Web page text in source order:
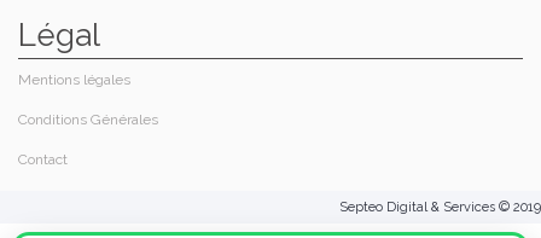
Légal
Contact
Mentions légales
Conditions Générales
Septeo Digital & Services © 2019